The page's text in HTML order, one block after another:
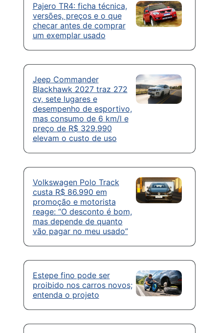
Pajero TR4: ficha técnica,
versões, preços e o que
checar antes de comprar
um exemplar usado
Jeep Commander
Blackhawk 2027 traz 272
cv, sete lugares e
desempenho de esportivo,
mas consumo de 6 km/l e
preço de R$ 329.990
elevam o custo de uso
Volkswagen Polo Track
custa R$ 86.990 em
promoção e motorista
reage: “O desconto é bom,
mas depende de quanto
vão pagar no meu usado”
Estepe fino pode ser
proibido nos carros novos;
entenda o projeto